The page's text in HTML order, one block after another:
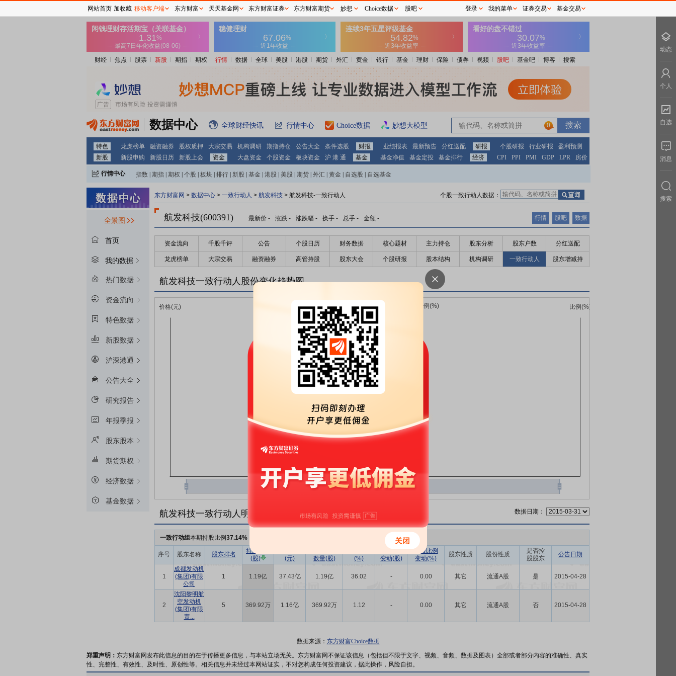
财经 焦点 股票 新股 期指 期权 行情 数据 全球 美股 港股 期货 外汇 黄金 银行 基金 理财 保险 债券 视频 股吧 基金吧 博客 搜索
数据中心 全球财经快讯 行情中心 Choice数据 妙想大模型 0
特色 龙虎榜单 融资融券 股权质押 大宗交易 机构调研 期指持仓 公告大全 条件选股 财报 业绩报表 最新预告 分红送配 研报 个股研报 行业研报
盈利预测
新股
新股申购 新股日历 新股上会 资金 大盘资金 个股资金 板块资金 沪 港 通 基金 基金净值 基金定投 基金排行 经济 CPI PPI PMI GDP LPR 房价
行情中心 指数 期指 期权 个股 板块 排行 新股 基金 港股 美股 期货 外汇 黄金 自选股 自选基金
全景图
首页
我的数据
热门数据
资金流向
特色数据
新股数据
沪深港通
公告大全
研究报告
年报季报
股东股本
期货期权
经济数据
基金数据
东方财富网 > 数据中心 > 一致行动人 > 航发科技 > 航发科技-一致行动人 个股一致行动人数据：
航发科技(600391) 最新价 - 涨跌 - 涨跌幅 - 换手 - 总手 - 金额 - 行情 股吧 数据
资金流向 千股千评 公告 个股日历 财务数据 核心题材 主力持仓 股东分析 股东户数 分红送配
龙虎榜单 大宗交易 融资融券 高管持股 股东大会 个股研报 股本结构 机构调研 一致行动人 股东增减持
航发科技一致行动人股份变化趋势图
航发科技一致行动人明细 数据日期：
一致行动组本期持股比例37.14%
序号 股东名称 股东排名
持股数量
(股)
(元)
数量(股)
(%)
持股数量
变动(股)
持股比例
变动(%)
股东性质 股份性质
是否控
股股东
公告日期
1
成都发动机
(集团)有限
公司
1 1.19亿 37.43亿 1.19亿 36.02 - 0.00 其它 流通A股 是 2015-04-28
2
沈阳黎明航
空发动机
(集团)有限
责...
5 369.92万 1.16亿 369.92万 1.12 - 0.00 其它 流通A股 否 2015-04-28
数据来源： 东方财富Choice数据
郑重声明： 东方财富网发布此信息的目的在于传播更多信息，与本站立场无关。东方财富网不保证该信息（包括但不限于文字、视频、音频、数据及图表）全部或者部分内容的准确性、真实
性、完整性、有效性、及时性、原创性等。相关信息并未经过本网站证实，不对您构成任何投资建议，据此操作，风险自担。
网站首页 加收藏 移动客户端 东方财富 天天基金网 东方财富证券 东方财富期货 妙想 Choice数据 股吧 登录 我的菜单 证券交易 基金交易
动态
个人
自选
消息
搜索